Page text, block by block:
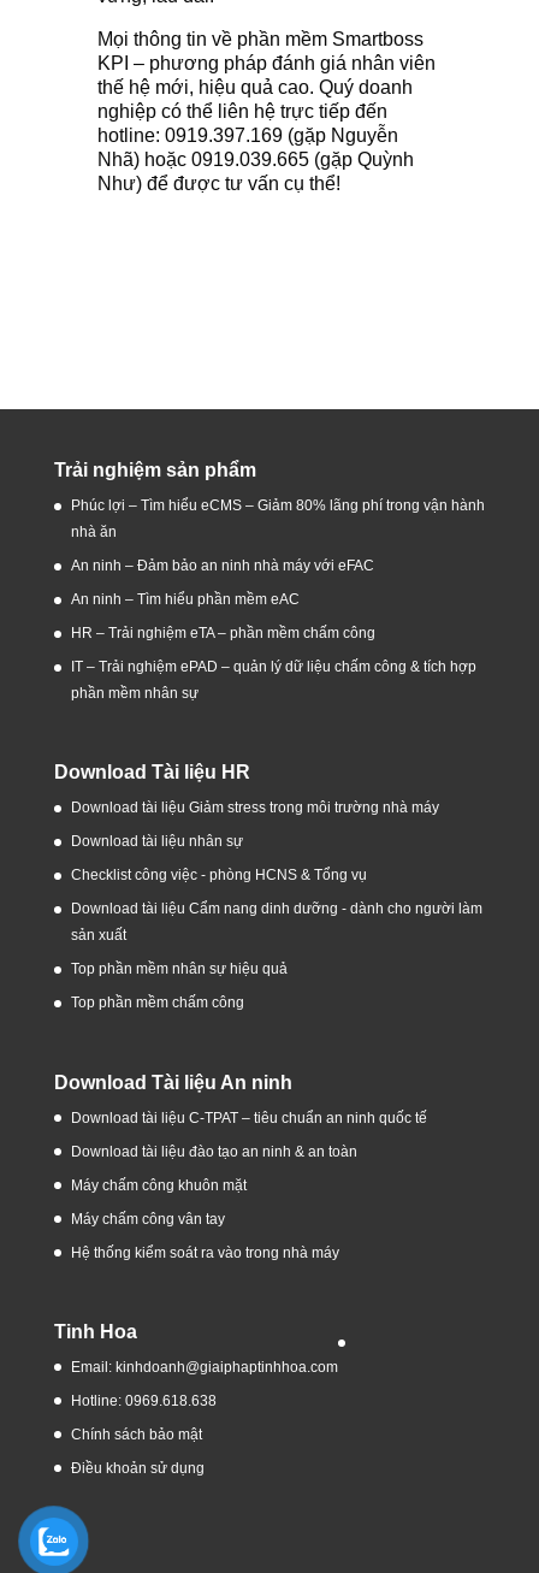
Mọi thông tin về phần mềm Smartboss
KPI – phương pháp đánh giá nhân viên
thế hệ mới, hiệu quả cao. Quý doanh
nghiệp có thể liên hệ trực tiếp đến
hotline: 0919.397.169 (gặp Nguyễn
Nhã) hoặc 0919.039.665 (gặp Quỳnh
Như) để được tư vấn cụ thể!
Trải nghiệm sản phẩm
Phúc lợi – Tìm hiểu eCMS – Giảm 80% lãng phí trong vận hành
nhà ăn
An ninh – Đảm bảo an ninh nhà máy với eFAC
An ninh – Tìm hiểu phần mềm eAC
HR – Trải nghiệm eTA – phần mềm chấm công
IT – Trải nghiệm ePAD – quản lý dữ liệu chấm công & tích hợp
phần mềm nhân sự
Download Tài liệu HR
Download tài liệu Giảm stress trong môi trường nhà máy
Download tài liệu nhân sự
Checklist công việc - phòng HCNS & Tổng vụ
Download tài liệu Cẩm nang dinh dưỡng - dành cho người làm
sản xuất
Top phần mềm nhân sự hiệu quả
Top phần mềm chấm công
Download Tài liệu An ninh
Download tài liệu C-TPAT – tiêu chuẩn an ninh quốc tế
Download tài liệu đào tạo an ninh & an toàn
Máy chấm công khuôn mặt
Máy chấm công vân tay
Hệ thống kiểm soát ra vào trong nhà máy
Tinh Hoa
Email: kinhdoanh@giaiphaptinhhoa.com
Hotline: 0969.618.638
Chính sách bảo mật
Điều khoản sử dụng